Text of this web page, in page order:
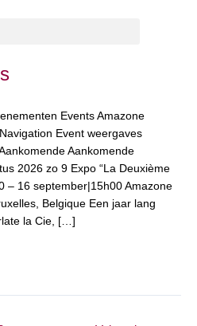
Events Amazone
Event weergaves
Aankomende
2026 zo 9 Expo “La Deuxième
– 16 september|15h00 Amazone
Belgique Een jaar lang
la Cie, […]